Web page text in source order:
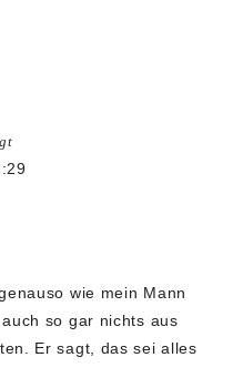
wie mein Mann
so gar nichts aus
Er sagt, das sei alles